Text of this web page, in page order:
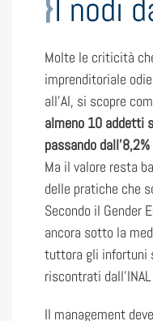
I nodi
Molte le criticità
imprenditoriale
all’AI, si scopre
almeno 10 addetti
passando
Ma il valore resta
delle pratiche che
Secondo il Gender
ancora sotto la
tuttora gli infortuni
riscontrati
Il management